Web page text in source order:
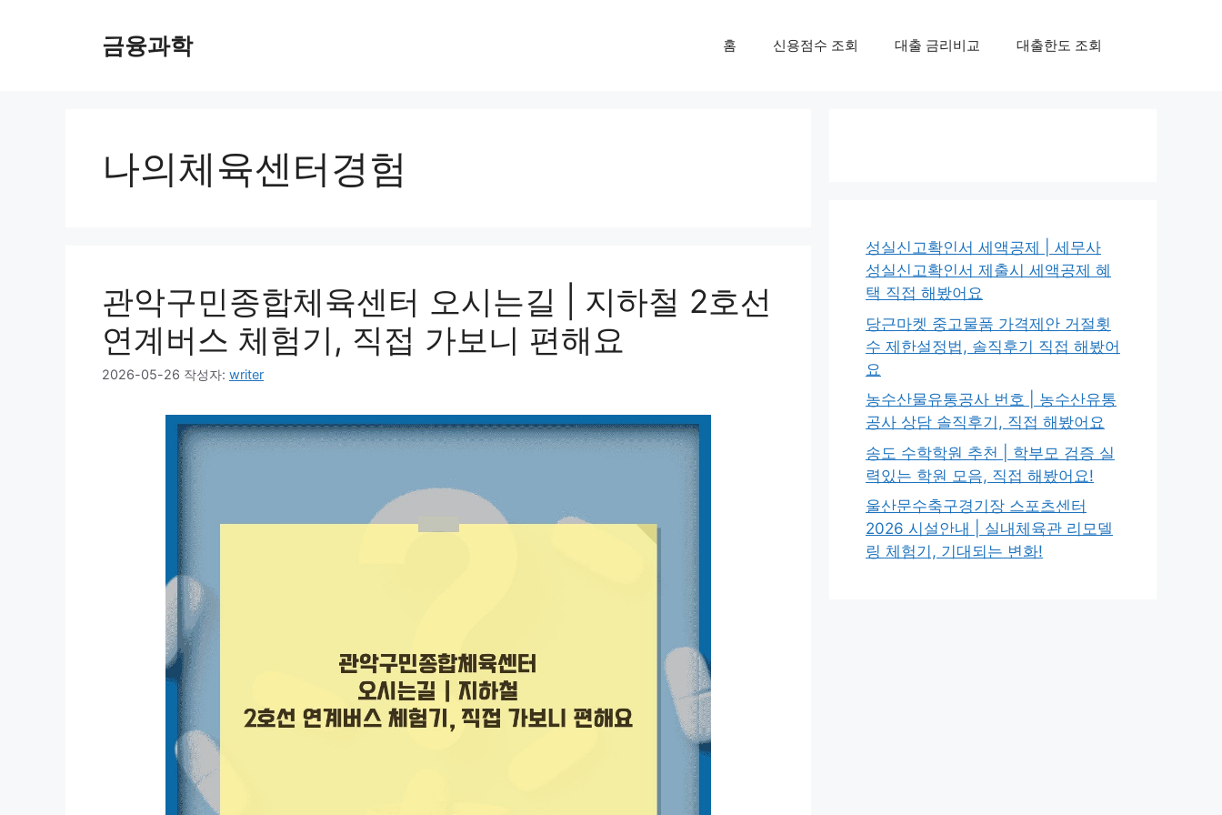
금융과학 홈 신용점수 조회 대출 금리비교 대출한도 조회
나의체육센터경험
관악구민종합체육센터 오시는길 | 지하철 2호선
연계버스 체험기, 직접 가보니 편해요
2026-05-26 작성자: writer
성실신고확인서 세액공제 | 세무사
성실신고확인서 제출시 세액공제 혜
택 직접 해봤어요
당근마켓 중고물품 가격제안 거절횟
수 제한설정법, 솔직후기 직접 해봤어
요
농수산물유통공사 번호 | 농수산유통
공사 상담 솔직후기, 직접 해봤어요
송도 수학학원 추천 | 학부모 검증 실
력있는 학원 모음, 직접 해봤어요!
울산문수축구경기장 스포츠센터
2026 시설안내 | 실내체육관 리모델
링 체험기, 기대되는 변화!